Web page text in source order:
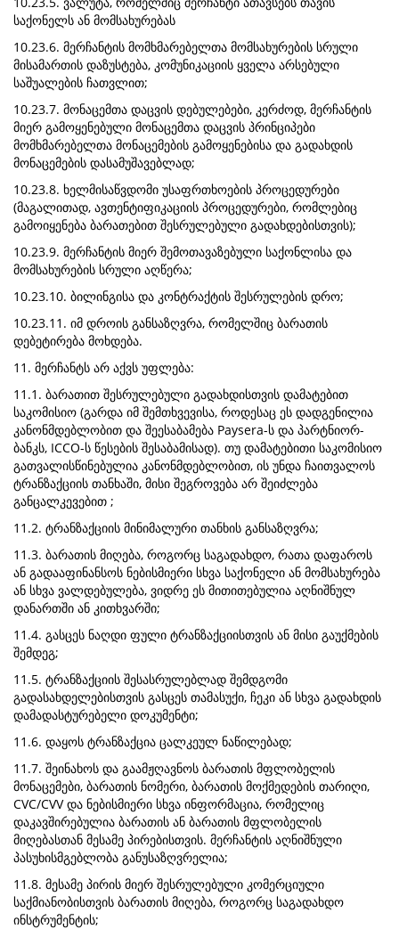
საქონელს ან მომსახურებას
10.23.6. მერჩანტის მომხმარებელთა მომსახურების სრული
მისამართის დაზუსტება, კომუნიკაციის ყველა არსებული
საშუალების ჩათვლით;
10.23.7. მონაცემთა დაცვის დებულებები, კერძოდ, მერჩანტის
მიერ გამოყენებული მონაცემთა დაცვის პრინციპები
მომხმარებელთა მონაცემების გამოყენებისა და გადახდის
მონაცემების დასამუშავებლად;
10.23.8. ხელმისაწვდომი უსაფრთხოების პროცედურები
(მაგალითად, ავთენტიფიკაციის პროცედურები, რომლებიც
გამოიყენება ბარათებით შესრულებული გადახდებისთვის);
10.23.9. მერჩანტის მიერ შემოთავაზებული საქონლისა და
მომსახურების სრული აღწერა;
10.23.10. ბილინგისა და კონტრაქტის შესრულების დრო;
10.23.11. იმ დროის განსაზღვრა, რომელშიც ბარათის
დებეტირება მოხდება.
11. მერჩანტს არ აქვს უფლება:
11.1. ბარათით შესრულებული გადახდისთვის დამატებით
საკომისიო (გარდა იმ შემთხვევისა, როდესაც ეს დადგენილია
კანონმდებლობით და შეესაბამება Paysera-ს და პარტნიორ-
ბანკს, ICCO-ს წესების შესაბამისად). თუ დამატებითი საკომისიო
გათვალისწინებულია კანონმდებლობით, ის უნდა ჩაითვალოს
ტრანზაქციის თანხაში, მისი შეგროვება არ შეიძლება
განცალკევებით ;
11.2. ტრანზაქციის მინიმალური თანხის განსაზღვრა;
11.3. ბარათის მიღება, როგორც საგადახდო, რათა დაფაროს
ან გადააფინანსოს ნებისმიერი სხვა საქონელი ან მომსახურება
ან სხვა ვალდებულება, ვიდრე ეს მითითებულია აღნიშნულ
დანართში ან კითხვარში;
11.4. გასცეს ნაღდი ფული ტრანზაქციისთვის ან მისი გაუქმების
შემდეგ;
11.5. ტრანზაქციის შესასრულებლად შემდგომი
გადასახდელებისთვის გასცეს თამასუქი, ჩეკი ან სხვა გადახდის
დამადასტურებელი დოკუმენტი;
11.6. დაყოს ტრანზაქცია ცალკეულ ნაწილებად;
11.7. შეინახოს და გაამჟღავნოს ბარათის მფლობელის
მონაცემები, ბარათის ნომერი, ბარათის მოქმედების თარიღი,
CVC/CVV და ნებისმიერი სხვა ინფორმაცია, რომელიც
დაკავშირებულია ბარათის ან ბარათის მფლობელის
მიღებასთან მესამე პირებისთვის. მერჩანტის აღნიშნული
პასუხისმგებლობა განუსაზღვრელია;
11.8. მესამე პირის მიერ შესრულებული კომერციული
საქმიანობისთვის ბარათის მიღება, როგორც საგადახდო
ინსტრუმენტის;